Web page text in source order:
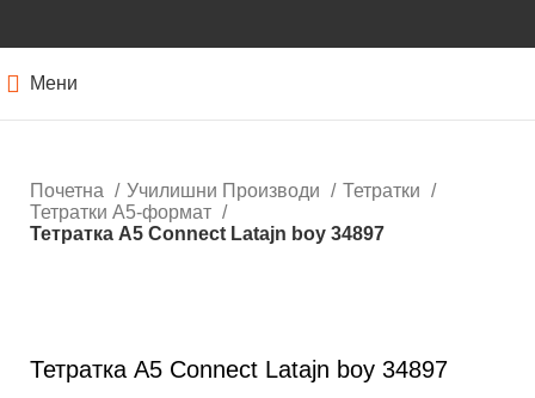
Мени
Почетна Училишни Производи
Тетратки
Тетратки А5-формат
Тетратка А5 Connect Latajn boy 34897
Тетратка А5 Connect Latajn boy 34897